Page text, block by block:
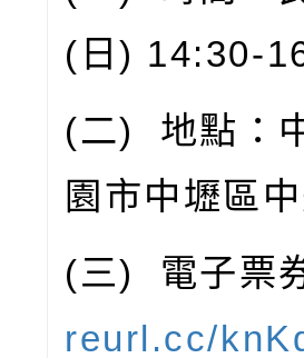
( 日) 14:30-
(二) 地點：
園市中壢區
(三) 電子票
reurl.cc/